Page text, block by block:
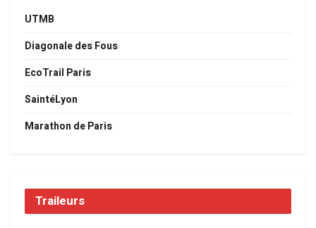
UTMB
Diagonale des Fous
EcoTrail Paris
SaintéLyon
Marathon de Paris
Traileurs